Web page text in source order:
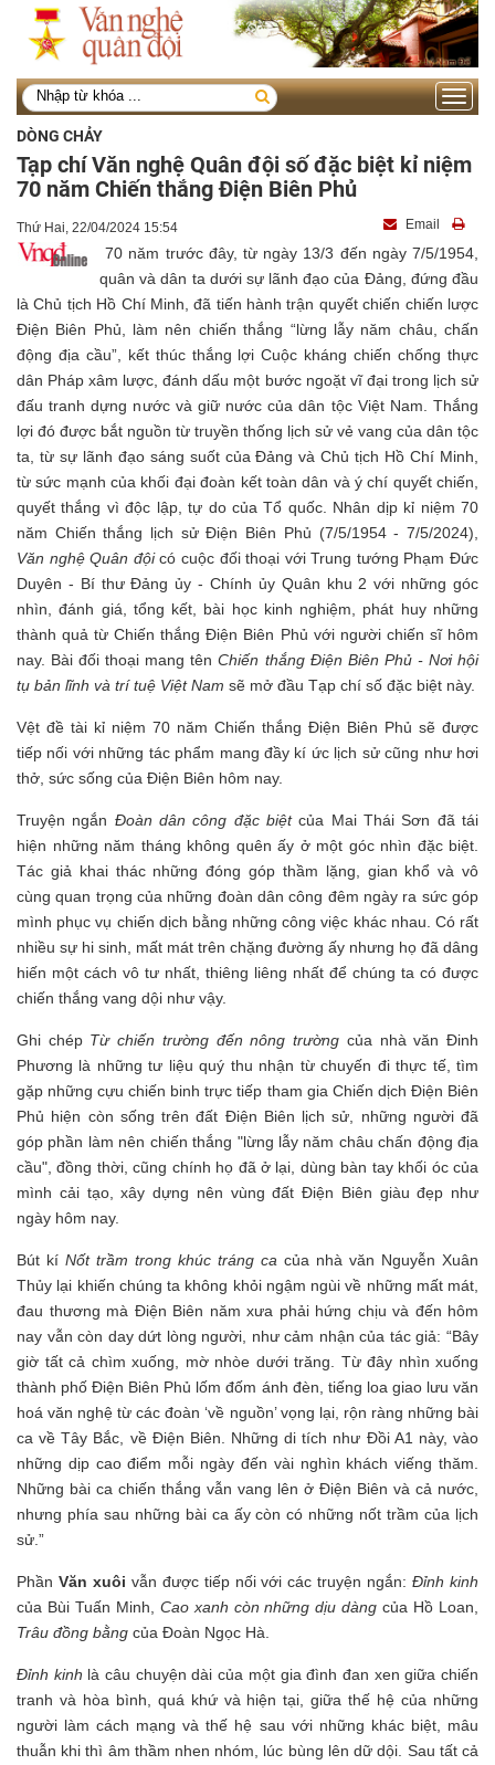
Toggle
DÒNG CHẢY
Tạp chí Văn nghệ Quân đội số đặc biệt kỉ niệm
70 năm Chiến thắng Điện Biên Phủ
Thứ Hai, 22/04/2024 15:54 Email
70 năm trước đây, từ ngày 13/3 đến ngày 7/5/1954,
quân và dân ta dưới sự lãnh đạo của Đảng, đứng đầu
là Chủ tịch Hồ Chí Minh, đã tiến hành trận quyết chiến chiến lược
Điện Biên Phủ, làm nên chiến thắng “lừng lẫy năm châu, chấn
động địa cầu”, kết thúc thắng lợi Cuộc kháng chiến chống thực
dân Pháp xâm lược, đánh dấu một bước ngoặt vĩ đại trong lịch sử
đấu tranh dựng nước và giữ nước của dân tộc Việt Nam. Thắng
lợi đó được bắt nguồn từ truyền thống lịch sử vẻ vang của dân tộc
ta, từ sự lãnh đạo sáng suốt của Đảng và Chủ tịch Hồ Chí Minh,
từ sức mạnh của khối đại đoàn kết toàn dân và ý chí quyết chiến,
quyết thắng vì độc lập, tự do của Tổ quốc. Nhân dịp kỉ niệm 70
năm Chiến thắng lịch sử Điện Biên Phủ (7/5/1954 - 7/5/2024),
Văn nghệ Quân độicó cuộc đối thoại với Trung tướng Phạm Đức
Duyên - Bí thư Đảng ủy - Chính ủy Quân khu 2 với những góc
nhìn, đánh giá, tổng kết, bài học kinh nghiệm, phát huy những
thành quả từ Chiến thắng Điện Biên Phủ với người chiến sĩ hôm
nay. Bài đối thoại mang tênChiến thắng Điện Biên Phủ - Nơi hội
tụ bản lĩnh và trí tuệ Việt Nam sẽ mở đầu Tạp chí số đặc biệt này.
Vệt đề tài kỉ niệm 70 năm Chiến thắng Điện Biên Phủ sẽ được
tiếp nối với những tác phẩm mang đầy kí ức lịch sử cũng như hơi
thở, sức sống của Điện Biên hôm nay.
Truyện ngắn Đoàn dân công đặc biệtcủa Mai Thái Sơn đã tái
hiện những năm tháng không quên ấy ở một góc nhìn đặc biệt.
Tác giả khai thác những đóng góp thầm lặng, gian khổ và vô
cùng quan trọng của những đoàn dân công đêm ngày ra sức góp
mình phục vụ chiến dịch bằng những công việc khác nhau. Có rất
nhiều sự hi sinh, mất mát trên chặng đường ấy nhưng họ đã dâng
hiến một cách vô tư nhất, thiêng liêng nhất để chúng ta có được
chiến thắng vang dội như vậy.
Ghi chép Từ chiến trường đến nông trường của nhà văn Đinh
Phương là những tư liệu quý thu nhận từ chuyến đi thực tế, tìm
gặp những cựu chiến binh trực tiếp tham gia Chiến dịch Điện Biên
Phủ hiện còn sống trên đất Điện Biên lịch sử, những người đã
góp phần làm nên chiến thắng "lừng lẫy năm châu chấn động địa
cầu", đồng thời, cũng chính họ đã ở lại, dùng bàn tay khối óc của
mình cải tạo, xây dựng nên vùng đất Điện Biên giàu đẹp như
ngày hôm nay.
Bút kí Nốt trầm trong khúc tráng ca của nhà văn Nguyễn Xuân
Thủy lại khiến chúng ta không khỏi ngậm ngùi về những mất mát,
đau thương mà Điện Biên năm xưa phải hứng chịu và đến hôm
nay vẫn còn day dứt lòng người, như cảm nhận của tác giả: “Bây
giờ tất cả chìm xuống, mờ nhòe dưới trăng. Từ đây nhìn xuống
thành phố Điện Biên Phủ lốm đốm ánh đèn, tiếng loa giao lưu văn
hoá văn nghệ từ các đoàn ‘về nguồn’ vọng lại, rộn ràng những bài
ca về Tây Bắc, về Điện Biên. Những di tích như Đồi A1 này, vào
những dịp cao điểm mỗi ngày đến vài nghìn khách viếng thăm.
Những bài ca chiến thắng vẫn vang lên ở Điện Biên và cả nước,
nhưng phía sau những bài ca ấy còn có những nốt trầm của lịch
sử.”
Phần Văn xuôi vẫn được tiếp nối với các truyện ngắn:Đỉnh kinh
của Bùi Tuấn Minh, Cao xanh còn những dịu dàng của Hồ Loan,
Trâu đồng bằng của Đoàn Ngọc Hà.
Đỉnh kinh là câu chuyện dài của một gia đình đan xen giữa chiến
tranh và hòa bình, quá khứ và hiện tại, giữa thế hệ của những
người làm cách mạng và thế hệ sau với những khác biệt, mâu
thuẫn khi thì âm thầm nhen nhóm, lúc bùng lên dữ dội. Sau tất cả